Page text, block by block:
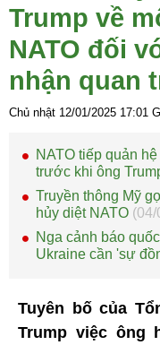
Trump về
NATO đối
nhận quan
Chủ nhật 12/01/2025 17:01
NATO tiếp quản
trước khi ông
Truyền thông Mỹ
hủy diệt NATO (04/
Nga cảnh báo
Ukraine cần 'sự
Tuyên bố của
Trump việc ông